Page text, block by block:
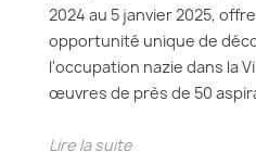
2024 au 5 janvier 2025,
opportunité unique de
l'occupation nazie dans la
œuvres de près de 50
Lire la suite